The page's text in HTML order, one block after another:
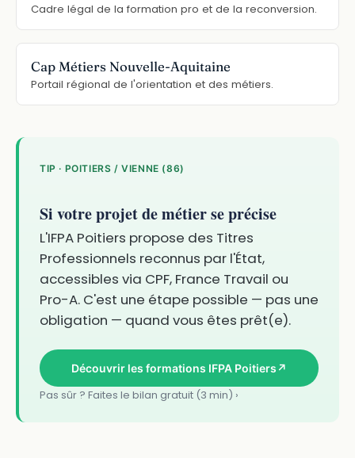
Cadre légal de la formation pro et de la reconversion.
Cap Métiers Nouvelle-Aquitaine
Portail régional de l'orientation et des métiers.
TIP · POITIERS / VIENNE (86)
Si votre projet de métier se précise
L'IFPA Poitiers propose des Titres
Professionnels reconnus par l'État,
accessibles via CPF, France Travail ou
Pro-A. C'est une étape possible — pas une
obligation — quand vous êtes prêt(e).
Découvrir les formations IFPA Poitiers ↗
Pas sûr ? Faites le bilan gratuit (3 min) ›